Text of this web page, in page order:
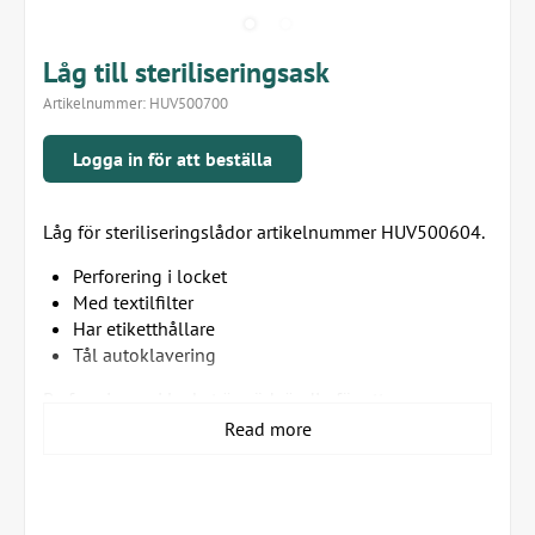
Låg till steriliseringsask
Artikelnummer: HUV500700
Logga in för att beställa
Låg för steriliseringslådor artikelnummer HUV500604.
Perforering i locket
Med textilfilter
Har etiketthållare
Tål autoklavering
instrumentlådan ska kunna gå in i autoklaven.
Read more